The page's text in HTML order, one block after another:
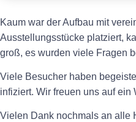
Kaum war der Aufbau mit
Ausstellungsstücke platziert,
groß, es wurden viele Fragen
Viele Besucher haben
infiziert. Wir freuen uns auf
Vielen Dank nochmals an alle